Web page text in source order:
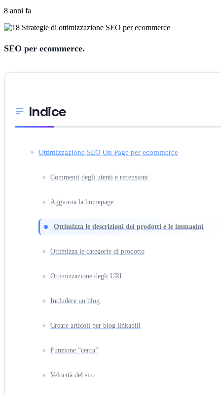
8 anni fa
SEO per ecommerce.
Indice
Ottimizzazione SEO On Page per ecommerce
Commenti degli utenti e recensioni
Aggiorna la homepage
Ottimizza le descrizioni dei prodotti e le immagini
Ottimizza le categorie di prodotto
Ottimizzazione degli URL
Includere un blog
Creare articoli per blog linkabili
Funzione “cerca”
Velocità del sito